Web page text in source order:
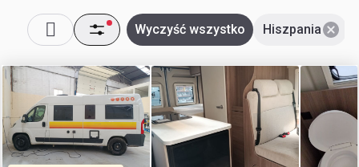
Hiszpania
Wyczyść wszystko